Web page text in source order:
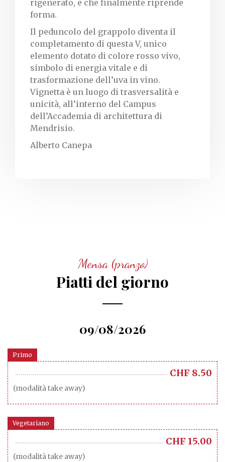
rigenerato, e che finalmente riprende
forma.
Il peduncolo del grappolo diventa il
completamento di questa V, unico
elemento dotato di colore rosso vivo,
simbolo di energia vitale e di
trasformazione dell’uva in vino.
Vignetta è un luogo di trasversalità e
unicità, all’interno del Campus
dell’Accademia di architettura di
Mendrisio.
Alberto Canepa
Mensa (pranzo)
Piatti del giorno
09/08/2026
Primo
CHF 8.50
(modalità take away)
Vegetariano
CHF 15.00
(modalità take away)